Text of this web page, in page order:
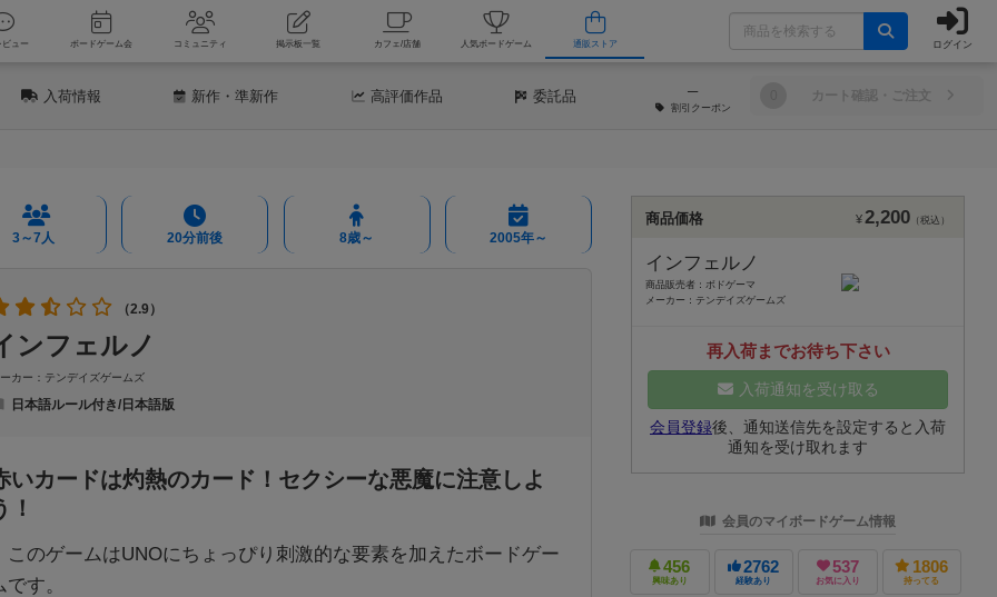
新着レビュー ボードゲーム会 コミュニティ 掲示板一覧 カフェ/店舗 人気ボードゲーム 通販ストア ログイン
入荷情報 新作 ・準新作 高評価作品 委託品 ─
割引 クーポン
カート確認・ご注文
3～7人 20分前後 8歳～ 2005年～
（2.9）
ンフェルノ
カー：テンデイズゲームズ
日本語ルール付き/日本語版
いカードは灼熱のカード！セクシーな悪魔に注意しよ
！
のゲームはUNOにちょっぴり刺激的な要素を加えたボードゲー
です。
商品価格 ¥2,200 （税込）
インフェルノ
商品販売者：ボドゲーマ
メーカー：テンデイズゲームズ
再入荷までお待ち下さい
入荷通知を受け取る
会員登録後、通知送信先を設定すると入荷
通知を受け取れます
会員のマイボードゲーム情報
456
興味あり
2762
経験あり
537
お気に入り
1806
持ってる